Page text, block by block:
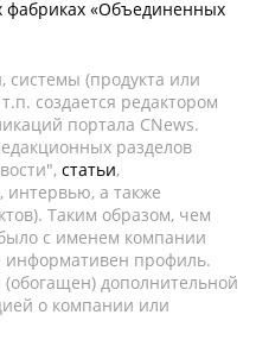
фабриках «Объединенных
(продукта или
создается редактором
портала CNews.
разделов
статьи,
интервью, а также
Таким образом, чем
с именем компании
информативен профиль.
дополнительной
о компании или